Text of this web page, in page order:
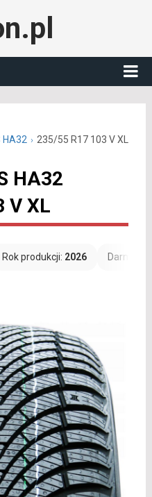
HA32 235/55 R17 103 V XL
HA32
V XL
Rok produkcji: 2026